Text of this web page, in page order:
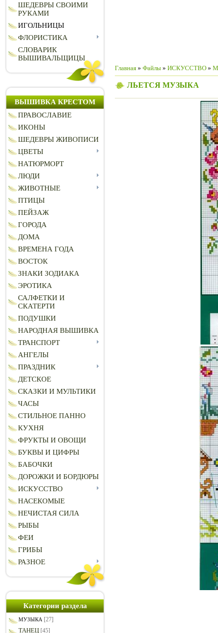
ШЕДЕВРЫ СВОИМИ
РУКАМИ
ИГОЛЬНИЦЫ
ФЛОРИСТИКА
СЛОВАРИК
ВЫШИВАЛЬЩИЦЫ
ВЫШИВКА КРЕСТОМ
ПРАВОСЛАВИЕ
ИКОНЫ
ШЕДЕВРЫ ЖИВОПИСИ
ЦВЕТЫ
НАТЮРМОРТ
ЛЮДИ
ЖИВОТНЫЕ
ПТИЦЫ
ПЕЙЗАЖ
ГОРОДА
ДОМА
ВРЕМЕНА ГОДА
ВОСТОК
ЗНАКИ ЗОДИАКА
ЭРОТИКА
САЛФЕТКИ И
СКАТЕРТИ
ПОДУШКИ
НАРОДНАЯ ВЫШИВКА
ТРАНСПОРТ
АНГЕЛЫ
ПРАЗДНИК
ДЕТСКОЕ
СКАЗКИ И МУЛЬТИКИ
ЧАСЫ
СТИЛЬНОЕ ПАННО
КУХНЯ
ФРУКТЫ И ОВОЩИ
БУКВЫ И ЦИФРЫ
БАБОЧКИ
ДОРОЖКИ И БОРДЮРЫ
ИСКУССТВО
НАСЕКОМЫЕ
НЕЧИСТАЯ СИЛА
РЫБЫ
ФЕИ
ГРИБЫ
РАЗНОЕ
Категории раздела
МУЗЫКА [27]
ТАНЕЦ [45]
Главная » Файлы » ИСКУССТВО »
ЛЬЕТСЯ МУЗЫКА